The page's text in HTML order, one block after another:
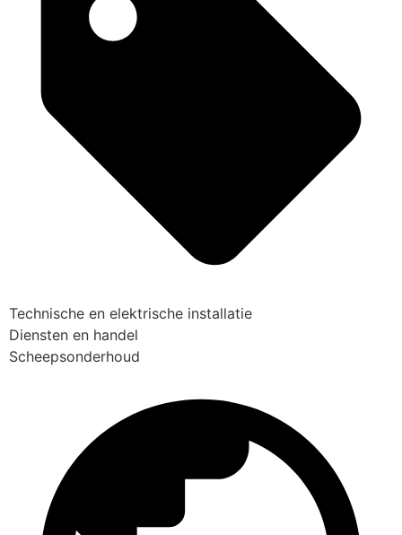
Technische en elektrische installatie
Diensten en handel
Scheepsonderhoud